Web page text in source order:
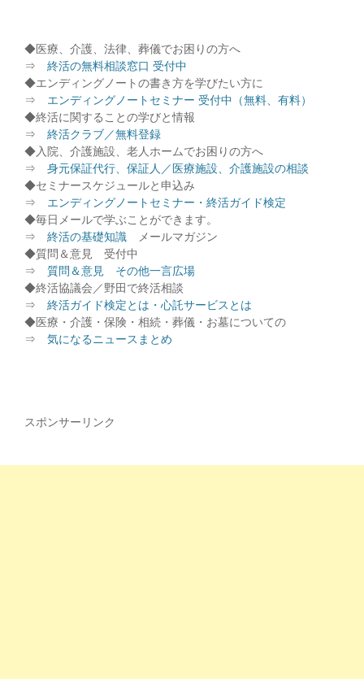
◆医療、介護、法律、葬儀でお困りの方へ
⇒ 終活の無料相談窓口 受付中
◆エンディングノートの書き方を学びたい方に
⇒ エンディングノートセミナー 受付中（無料、有料）
◆終活に関することの学びと情報
⇒ 終活クラブ／無料登録
◆入院、介護施設、老人ホームでお困りの方へ
⇒ 身元保証代行、保証人／医療施設、介護施設の相談
◆セミナースケジュールと申込み
⇒ エンディングノートセミナー・終活ガイド検定
◆毎日メールで学ぶことができます。
⇒ 終活の基礎知識 メールマガジン
◆質問＆意見 受付中
⇒ 質問＆意見 その他一言広場
◆終活協議会／野田で終活相談
⇒ 終活ガイド検定とは・心託サービスとは
◆医療・介護・保険・相続・葬儀・お墓についての
⇒ 気になるニュースまとめ
スポンサーリンク